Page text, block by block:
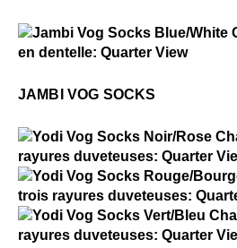
JAMBI VOG SOCKS
Yodi Vog Socks
Yodi Vog Socks